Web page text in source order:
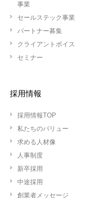
事業
セールステック事業
パートナー募集
クライアントボイス
セミナー
採用情報
採用情報TOP
私たちのバリュー
求める人材像
人事制度
新卒採用
中途採用
創業者メッセージ